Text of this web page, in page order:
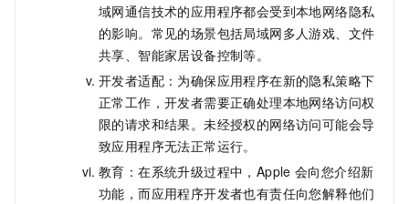
域网通信技术的应用程序都会受到本地网络隐私
的影响。常见的场景包括局域网多人游戏、文件
共享、智能家居设备控制等。
开发者适配：为确保应用程序在新的隐私策略下
正常工作，开发者需要正确处理本地网络访问权
限的请求和结果。未经授权的网络访问可能会导
致应用程序无法正常运行。
教育：在系统升级过程中，Apple 会向您介绍新
功能，而应用程序开发者也有责任向您解释他们